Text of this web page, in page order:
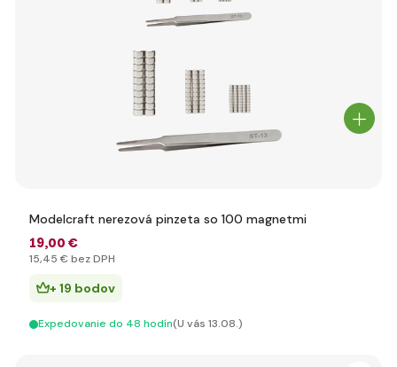
Modelcraft nerezová pinzeta so 100 magnetmi
19,00 €
15,45 € bez DPH
+ 19 bodov
Expedovanie do 48 hodín(U vás 13.08.)